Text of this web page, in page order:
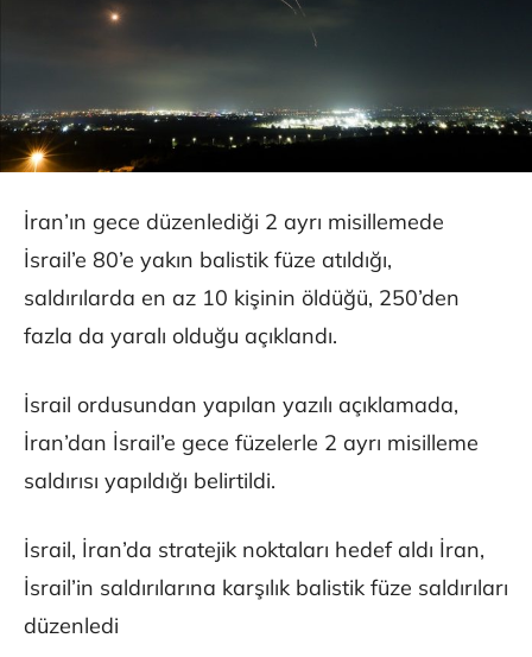
İran’ın gece düzenlediği 2 ayrı misillemede
İsrail’e 80’e yakın balistik füze atıldığı,
saldırılarda en az 10 kişinin öldüğü, 250’den
fazla da yaralı olduğu açıklandı.
İsrail ordusundan yapılan yazılı açıklamada,
İran’dan İsrail’e gece füzelerle 2 ayrı misilleme
saldırısı yapıldığı belirtildi.
İsrail, İran’da stratejik noktaları hedef aldı İran,
İsrail’in saldırılarına karşılık balistik füze saldırıları
düzenledi